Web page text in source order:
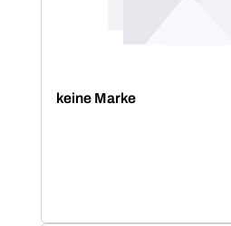
keine Marke